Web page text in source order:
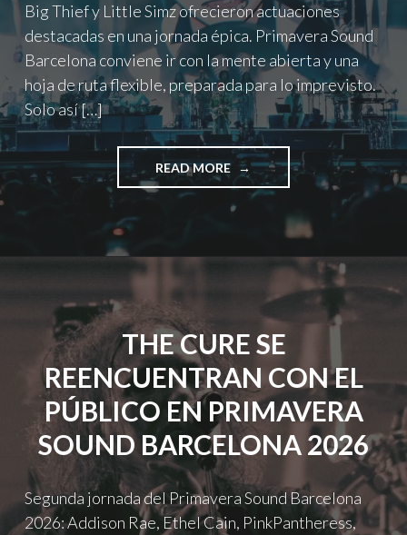
Big Thief y Little Simz ofrecieron actuaciones
destacadas en una jornada épica. Primavera Sound
Barcelona conviene ir con la mente abierta y una
hoja de ruta flexible, preparada para lo imprevisto.
Solo así […]
READ MORE "PRIMAVERA
SOUND
BARCELONA
GORILLAZ,
THE
XX
Y
EL
CONCIERTO
SORPRESA
DE
OLIVIA
RODRIGO"
THE CURE SE
REENCUENTRAN CON EL
PÚBLICO EN PRIMAVERA
SOUND BARCELONA 2026
Segunda jornada del Primavera Sound Barcelona
2026: Addison Rae, Ethel Cain, PinkPantheress,